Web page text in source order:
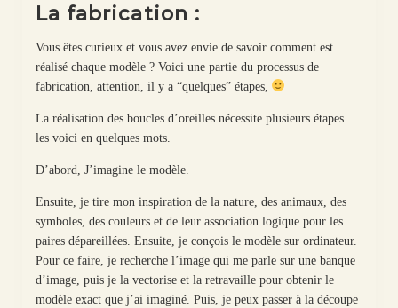
La fabrication :
Vous êtes curieux et vous avez envie de savoir comment est
réalisé chaque modèle ? Voici une partie du processus de
fabrication, attention, il y a “quelques” étapes,
La réalisation des boucles d’oreilles nécessite plusieurs étapes.
les voici en quelques mots.
D’abord, J’imagine le modèle.
Ensuite, je tire mon inspiration de la nature, des animaux, des
symboles, des couleurs et de leur association logique pour les
paires dépareillées. Ensuite, je conçois le modèle sur ordinateur.
Pour ce faire, je recherche l’image qui me parle sur une banque
d’image, puis je la vectorise et la retravaille pour obtenir le
modèle exact que j’ai imaginé. Puis, je peux passer à la découpe